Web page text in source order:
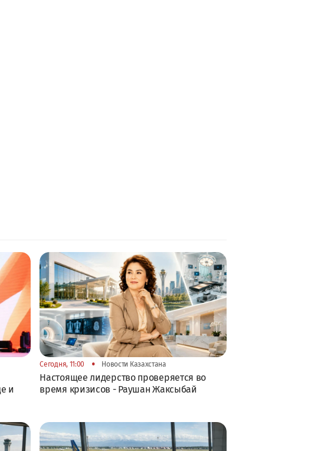
и
Сегодня, 11:00 • Новости Казахстана
Настоящее лидерство проверяется во
время кризисов - Раушан Жаксыбай